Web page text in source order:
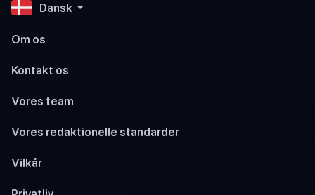
Dansk
Om os
Kontakt os
Vores team
Vores redaktionelle standarder
Vilkår